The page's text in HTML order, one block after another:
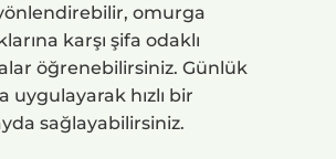
omurga
karşı şifa odaklı
öğrenebilirsiniz. Günlük
uygulayarak hızlı bir
sağlayabilirsiniz.